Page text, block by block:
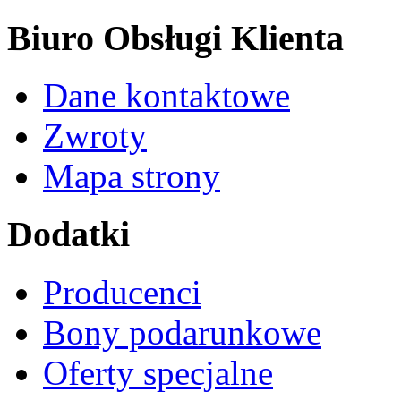
Biuro Obsługi Klienta
Dane kontaktowe
Zwroty
Mapa strony
Dodatki
Producenci
Bony podarunkowe
Oferty specjalne